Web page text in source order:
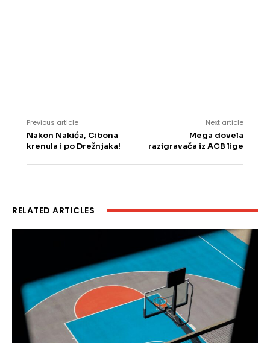
Previous article
Nakon Nakića, Cibona
krenula i po Drežnjaka!
Next article
Mega dovela
razigravača iz ACB lige
RELATED ARTICLES